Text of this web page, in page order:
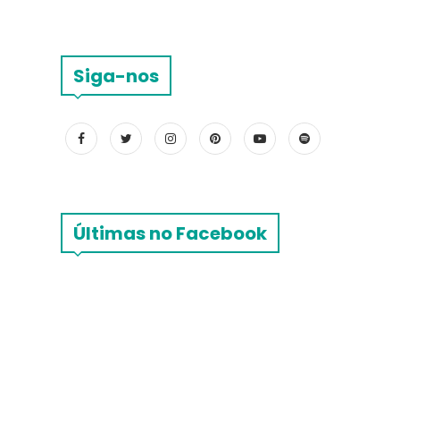
Siga-nos
Últimas no Facebook